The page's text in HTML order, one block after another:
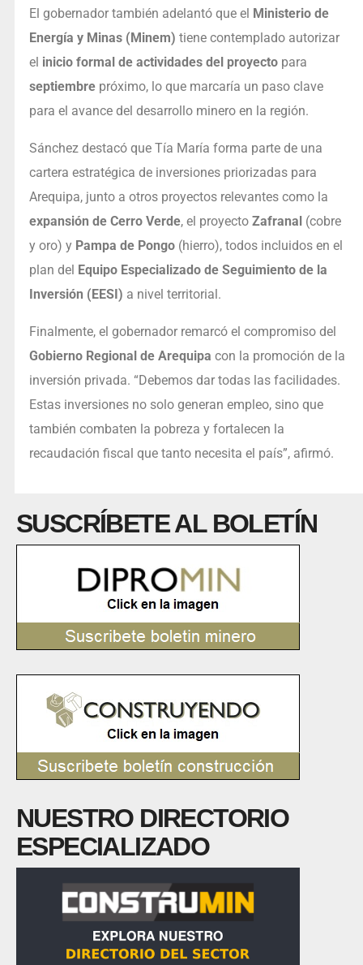
El gobernador también adelantó que el Ministerio de
Energía y Minas (Minem) tiene contemplado autorizar
el inicio formal de actividades del proyectopara
septiembrepróximo, lo que marcaría un paso clave
para el avance del desarrollo minero en la región.
Sánchez destacó que Tía María forma parte de una
cartera estratégica de inversiones priorizadas para
Arequipa, junto a otros proyectos relevantes como la
expansión de Cerro Verde, el proyecto Zafranal (cobre
y oro) y Pampa de Pongo(hierro), todos incluidos en el
plan del Equipo Especializado de Seguimiento de la
Inversión (EESI) a nivel territorial.
Finalmente, el gobernador remarcó el compromiso del
Gobierno Regional de Arequipa con la promoción de la
inversión privada. “Debemos dar todas las facilidades.
Estas inversiones no solo generan empleo, sino que
también combaten la pobreza y fortalecen la
recaudación fiscal que tanto necesita el país”, afirmó.
SUSCRÍBETE AL BOLETÍN
NUESTRO DIRECTORIO
ESPECIALIZADO